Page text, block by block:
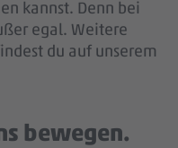
kannst. Denn bei
egal. Weitere
du auf unserem
bewegen.